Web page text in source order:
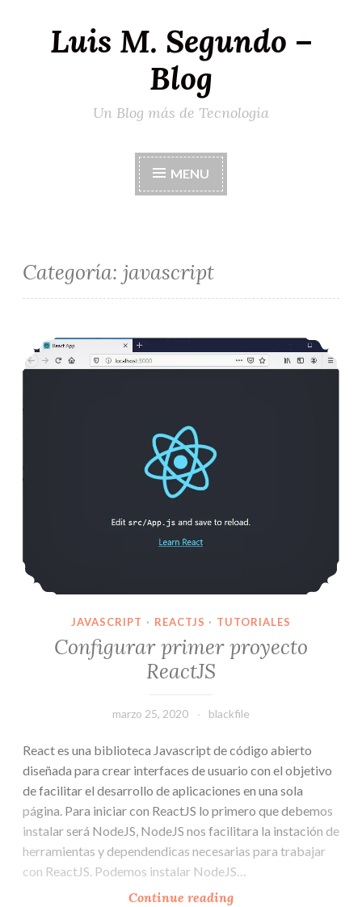
Luis M. Segundo –
Blog
Un Blog más de Tecnología
MENU
Categoría: javascript
Configurar primer proyecto ReactJS
JAVASCRIPT · REACTJS · TUTORIALES
Configurar primer proyecto
ReactJS
marzo 25, 2020 blackfile
React es una biblioteca Javascript de código abierto
diseñada para crear interfaces de usuario con el objetivo
de facilitar el desarrollo de aplicaciones en una sola
página. Para iniciar con ReactJS lo primero que debemos
instalar será NodeJS, NodeJS nos facilitara la instación de
herramientas y dependendicas necesarias para trabajar
con ReactJS. Podemos instalar NodeJS…
Continue readingConfigurar